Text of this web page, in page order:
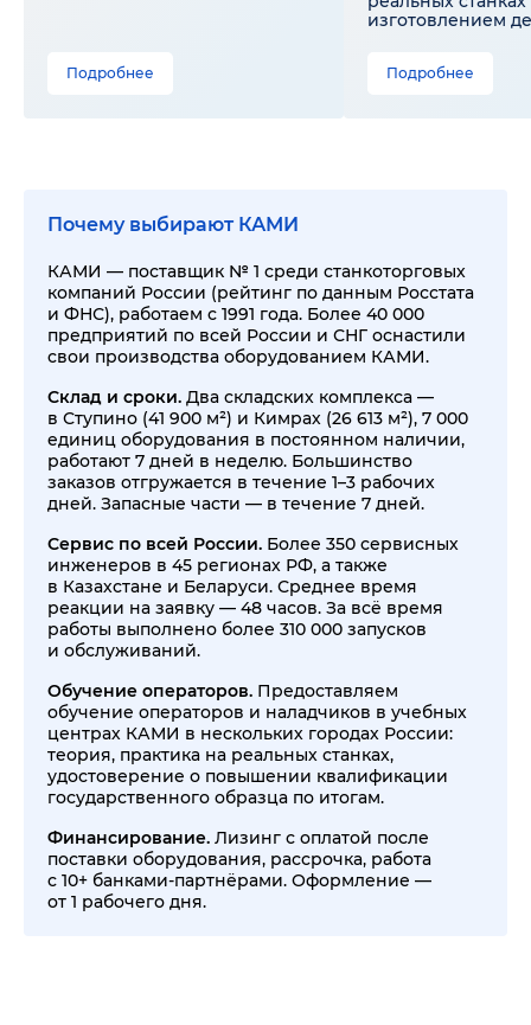
Подробнее
изготовлением
Подробнее
Почему выбирают КАМИ
КАМИ — поставщик № 1 среди станкоторговых
компаний России (рейтинг по данным Росстата
и ФНС), работаем с 1991 года. Более 40 000
предприятий по всей России и СНГ оснастили
свои производства оборудованием КАМИ.
Склад и сроки. Два складских комплекса —
в Ступино (41 900 м²) и Кимрах (26 613 м²), 7 000
единиц оборудования в постоянном наличии,
работают 7 дней в неделю. Большинство
заказов отгружается в течение 1–3 рабочих
дней. Запасные части — в течение 7 дней.
Сервис по всей России. Более 350 сервисных
инженеров в 45 регионах РФ, а также
в Казахстане и Беларуси. Среднее время
реакции на заявку — 48 часов. За всё время
работы выполнено более 310 000 запусков
и обслуживаний.
Обучение операторов. Предоставляем
обучение операторов и наладчиков в учебных
центрах КАМИ в нескольких городах России:
теория, практика на реальных станках,
удостоверение о повышении квалификации
государственного образца по итогам.
Финансирование. Лизинг с оплатой после
поставки оборудования, рассрочка, работа
с 10+ банками-партнёрами. Оформление —
от 1 рабочего дня.